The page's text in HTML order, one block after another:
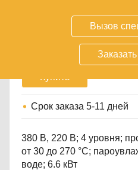
Вызов
Купить
Срок заказа 5-11 дней
380 В, 220 В; 4 уровня;
от 30 до 270 °С;
воде; 6.6 кВт